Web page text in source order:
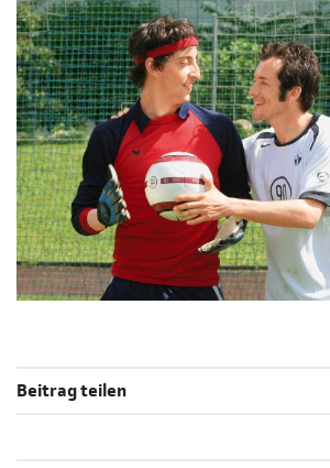
Beitrag teilen